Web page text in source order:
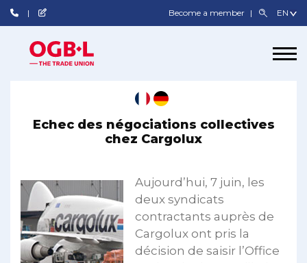
Become a member
Echec des négociations collectives
chez Cargolux
Aujourd’hui, 7 juin, les
deux syndicats
contractants auprès de
Cargolux ont pris la
décision de saisir l’Office